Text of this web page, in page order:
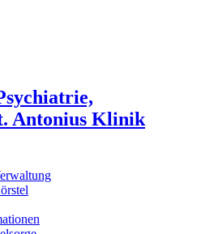
Antonius Klinik